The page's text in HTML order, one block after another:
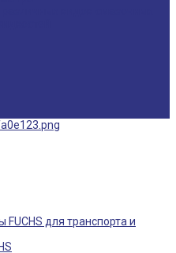
для транспорта и